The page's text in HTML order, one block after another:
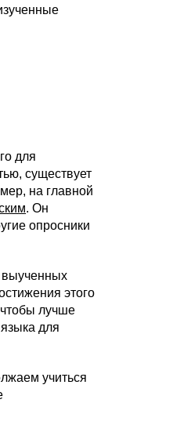
для
существует
на главной
. Он
опросники
выученных
этого
лучше
для
учиться